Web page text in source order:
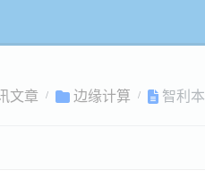
文章 边缘计算 智利